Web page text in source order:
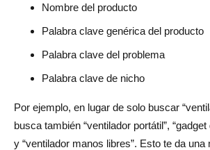
Nombre del producto
Palabra clave genérica del producto
Palabra clave del problema
Palabra clave de nicho
Por ejemplo, en lugar de solo buscar
busca también “ventilador portátil”,
y “ventilador manos libres”. Esto te da